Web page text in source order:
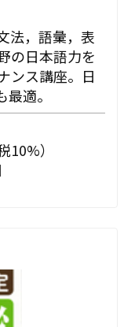
法，語彙，表
の日本語力を
ンス講座。日
適。
）